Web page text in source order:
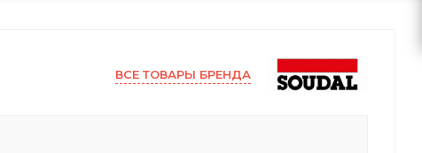
ВСЕ ТОВАРЫ БРЕНДА